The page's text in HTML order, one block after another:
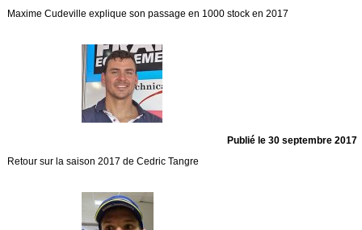
Maxime Cudeville explique son passage en 1000 stock en 2017
Publié le 30 septembre 2017
Retour sur la saison 2017 de Cedric Tangre